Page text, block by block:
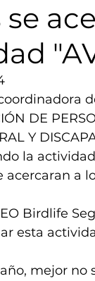
se
DE
Y
la
acercaran a
Birdlife
esta
mejor no